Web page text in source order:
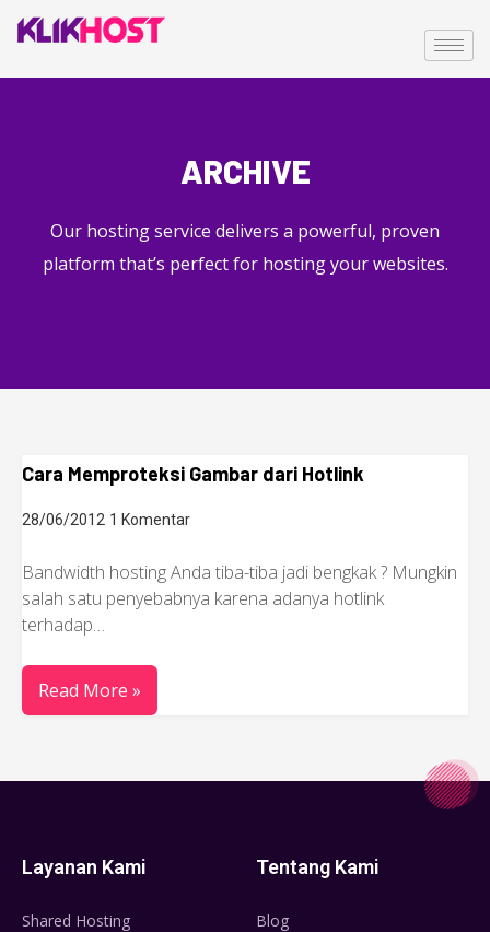
ARCHIVE
Our hosting service delivers a powerful, proven
platform that’s perfect for hosting your websites.
Cara Memproteksi Gambar dari Hotlink
28/06/2012 1 Komentar
Bandwidth hosting Anda tiba-tiba jadi bengkak ? Mungkin
salah satu penyebabnya karena adanya hotlink
terhadap…
Read More »
Layanan Kami
Shared Hosting
Tentang Kami
Blog